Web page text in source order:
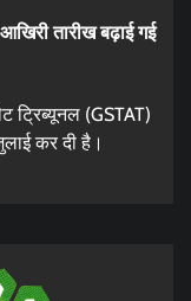
तारीख बढ़ाई गई
ट्रिब्यूनल (GSTAT)
कर दी है।